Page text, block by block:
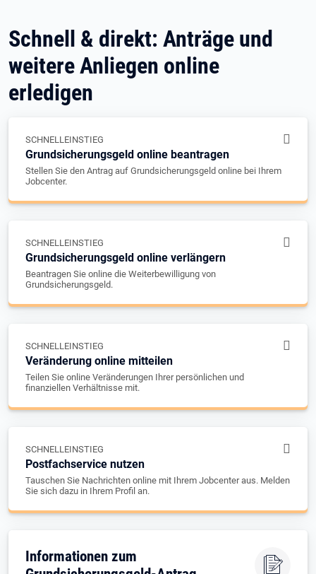
Schnell & direkt: Anträge und
weitere Anliegen online
erledigen
SCHNELLEINSTIEG
Grundsicherungsgeld online beantragen
Stellen Sie den Antrag auf Grundsicherungsgeld online bei Ihrem
Jobcenter.
SCHNELLEINSTIEG
Grundsicherungsgeld online verlängern
Beantragen Sie online die Weiterbewilligung von
Grundsicherungsgeld.
SCHNELLEINSTIEG
Veränderung online mitteilen
Teilen Sie online Veränderungen Ihrer persönlichen und
finanziellen Verhältnisse mit.
SCHNELLEINSTIEG
Postfachservice nutzen
Tauschen Sie Nachrichten online mit Ihrem Jobcenter aus. Melden
Sie sich dazu in Ihrem Profil an.
Informationen zum